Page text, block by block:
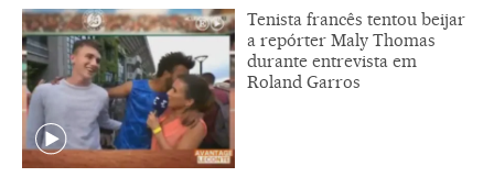
Tenista francês tentou beijar
a repórter Maly Thomas
durante entrevista em
Roland Garros